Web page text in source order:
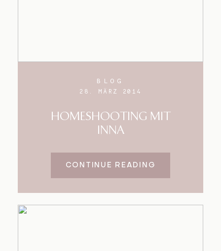
BLOG
28. MÄRZ 2014
HOMESHOOTING MIT
INNA
CONTINUE READING